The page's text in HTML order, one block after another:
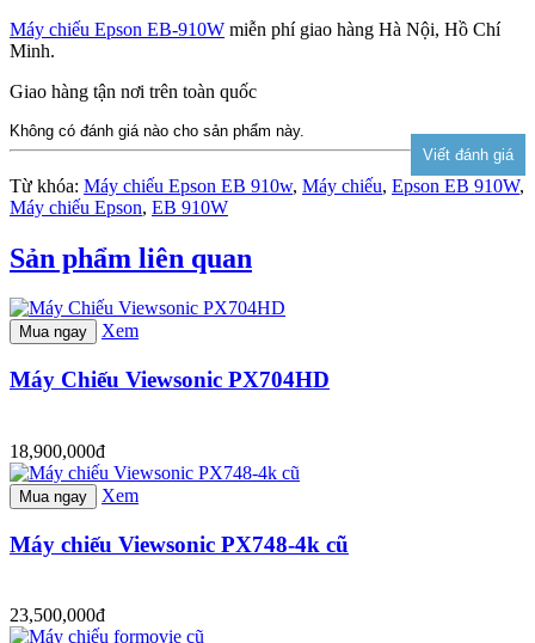
Máy chiếu Epson EB-910W miễn phí giao hàng Hà Nội, Hồ Chí
Minh.
Giao hàng tận nơi trên toàn quốc
Không có đánh giá nào cho sản phẩm này.
Từ khóa: Máy chiếu Epson EB 910w, Máy chiếu, Epson EB 910W,
Máy chiếu Epson, EB 910W
Sản phẩm liên quan
Mua ngay Xem
Máy Chiếu Viewsonic PX704HD
18,900,000đ
Mua ngay Xem
Máy chiếu Viewsonic PX748-4k cũ
23,500,000đ